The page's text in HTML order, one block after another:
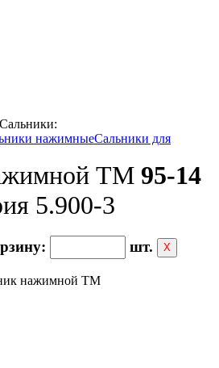
Сальники:
нажимныеСальники для
ТМ95-14
5.900-3
шт. Х